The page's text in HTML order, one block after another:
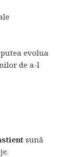
evolua
de a-l
sună